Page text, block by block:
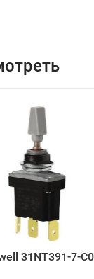
31NT391-7-